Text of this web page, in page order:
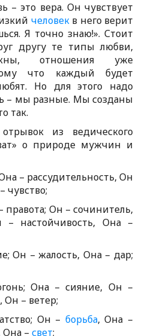
это вера. Он чувствует
человекв него верит
Я точно знаю!». Стоит
другу те типы любви,
отношения уже
что каждый будет
Но для этого надо
– мы разные. Мы созданы
так.
из ведического
о природе мужчин и
– рассудительность, Он
чувство;
Он – сочинитель,
настойчивость, Она –
Он – жалость, Она – дар;
Она – сияние, Он –
– ветер;
Он – борьба, Она –
Она – свет;